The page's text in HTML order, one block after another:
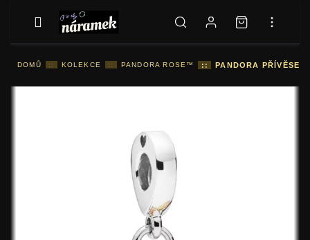
DOMŮ :: KOLEKCE :: PANDORA ROSE™ :: PANDORA